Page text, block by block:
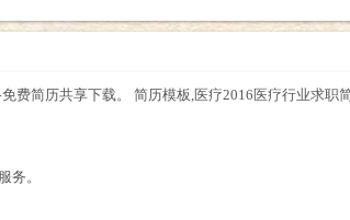
简历共享下载。 简历模板,医疗2016医疗行业求职
务。